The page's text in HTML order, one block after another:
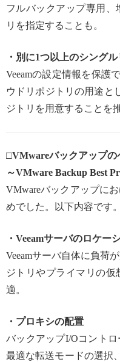
フルバックアップ専用、
リを指定することも。
・別に1つ以上のシング
Veeamの設定情報を保護
ウドリポジトリの用途と
ジトリを用意することを
□VMwareバックアップの
～VMware Backup Best
VMwareバックアップに
めでした。以下内容です。
・Veeamサーバのロケー
Veeamサーバ自体に負荷
ジトリやプライマリの
適。
・プロキシの配置
バックアップI/Oコント
最適な転送モードの選択